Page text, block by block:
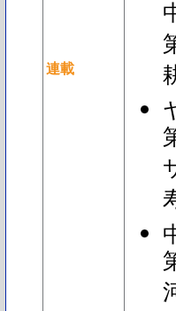
連載